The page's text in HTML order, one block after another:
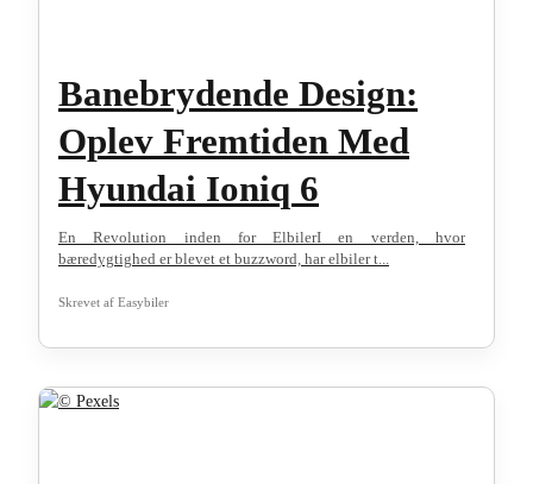
Banebrydende Design:
Oplev Fremtiden Med
Hyundai Ioniq 6
En Revolution inden for ElbilerI en verden, hvor
bæredygtighed er blevet et buzzword, har elbiler t...
Skrevet af Easybiler